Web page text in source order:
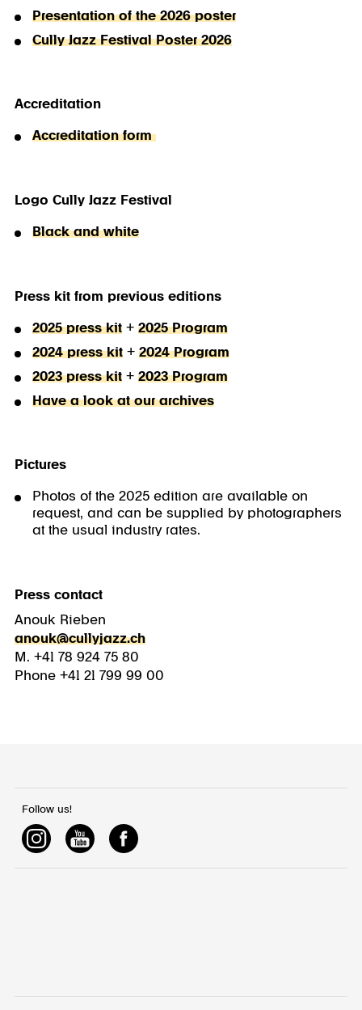
Presentation of the 2026 poster
Cully Jazz Festival Poster 2026
Accreditation
Accreditation form
Logo Cully Jazz Festival
Black and white
Press kit from previous editions
2025 press kit+ 2025 Program
2024 press kit+ 2024 Program
2023 press kit+ 2023 Program
Have a look at our archives
Pictures
Photos of the 2025 edition are available on
request, and can be supplied by photographers
at the usual industry rates.
Press contact
Anouk Rieben
anouk@cullyjazz.ch
M. +41 78 924 75 80
Phone +41 21 799 99 00
Follow us!